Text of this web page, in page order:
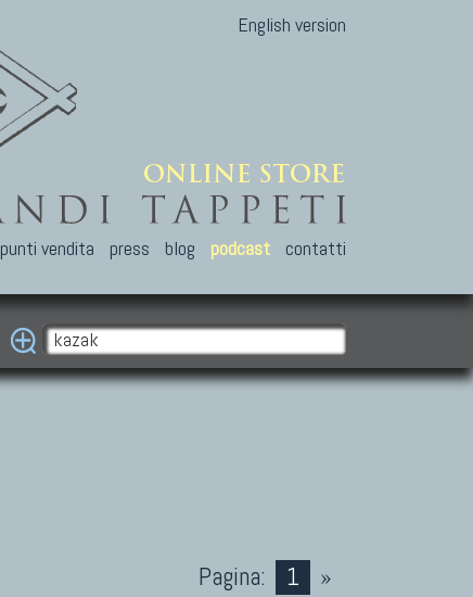
English version
punti vendita press blog podcast contatti
Pagina: 1 »